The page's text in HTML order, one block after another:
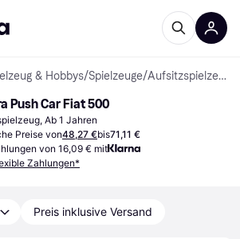
& Hobbys/Spielzeuge/ Aufsitzspielzeuge
Push Car Fiat 500
Ab 1 Jahren
Preise von48,27 €bis71,11 €
von 16,09 € mit
Zahlungen*
Preis inklusive Versand